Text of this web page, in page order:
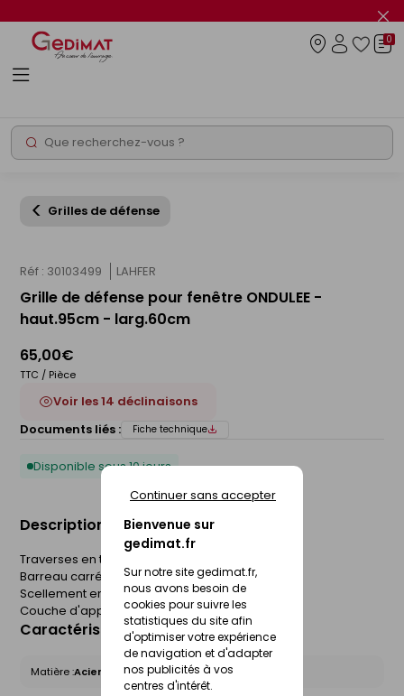
Bienvenue sur
gedimat.fr
Sur notre site gedimat.fr,
nous avons besoin de
cookies pour suivre les
statistiques du site afin
d'optimiser votre expérience
de navigation et d'adapter
nos publicités à vos
centres d'intérêt.
Continuer sans accepter
le
info
Rechercher
0
Grilles de défense
Réf : 30103499 LAHFER
Grille de défense pour fenêtre ONDULEE -
haut.95cm - larg.60cm
65,00€
TTC / Pièce
Voir les 14 déclinaisons
Documents liés :
Fiche technique
Disponible sous 10 jours
Description du produit
Traverses en tube de 20mm
Barreau carré plein de 12mm
Scellement en tableau
Couche d'apprêt noir.
Caractéristiques du produit
Matière :Acier